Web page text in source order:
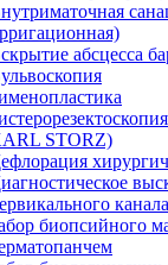
абсцесса
STORZ)
канала
биопсийного